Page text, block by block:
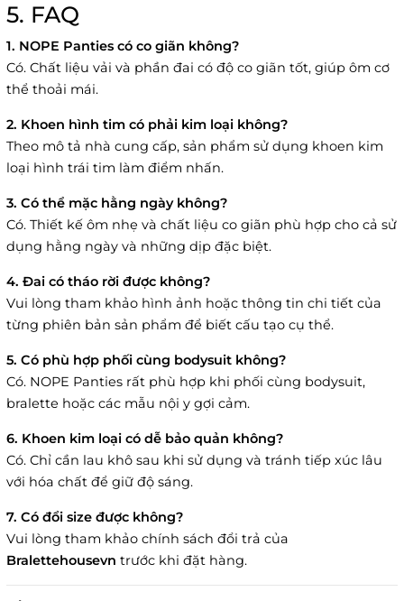
5. FAQ
1. NOPE Panties có co giãn không?
Có. Chất liệu vải và phần đai có độ co giãn tốt, giúp ôm cơ
thể thoải mái.
2. Khoen hình tim có phải kim loại không?
Theo mô tả nhà cung cấp, sản phẩm sử dụng khoen kim
loại hình trái tim làm điểm nhấn.
3. Có thể mặc hằng ngày không?
Có. Thiết kế ôm nhẹ và chất liệu co giãn phù hợp cho cả sử
dụng hằng ngày và những dịp đặc biệt.
4. Đai có tháo rời được không?
Vui lòng tham khảo hình ảnh hoặc thông tin chi tiết của
từng phiên bản sản phẩm để biết cấu tạo cụ thể.
5. Có phù hợp phối cùng bodysuit không?
Có. NOPE Panties rất phù hợp khi phối cùng bodysuit,
bralette hoặc các mẫu nội y gợi cảm.
6. Khoen kim loại có dễ bảo quản không?
Có. Chỉ cần lau khô sau khi sử dụng và tránh tiếp xúc lâu
với hóa chất để giữ độ sáng.
7. Có đổi size được không?
Vui lòng tham khảo chính sách đổi trả của
Bralettehousevn trước khi đặt hàng.